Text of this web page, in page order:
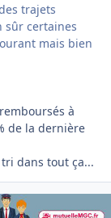
trajets
sûr certaines
mais bien
à
de la dernière
dans tout ça...